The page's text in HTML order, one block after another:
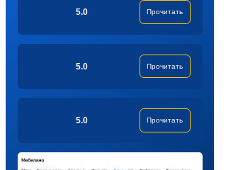
5.0 Прочитать
5.0 Прочитать
5.0 Прочитать